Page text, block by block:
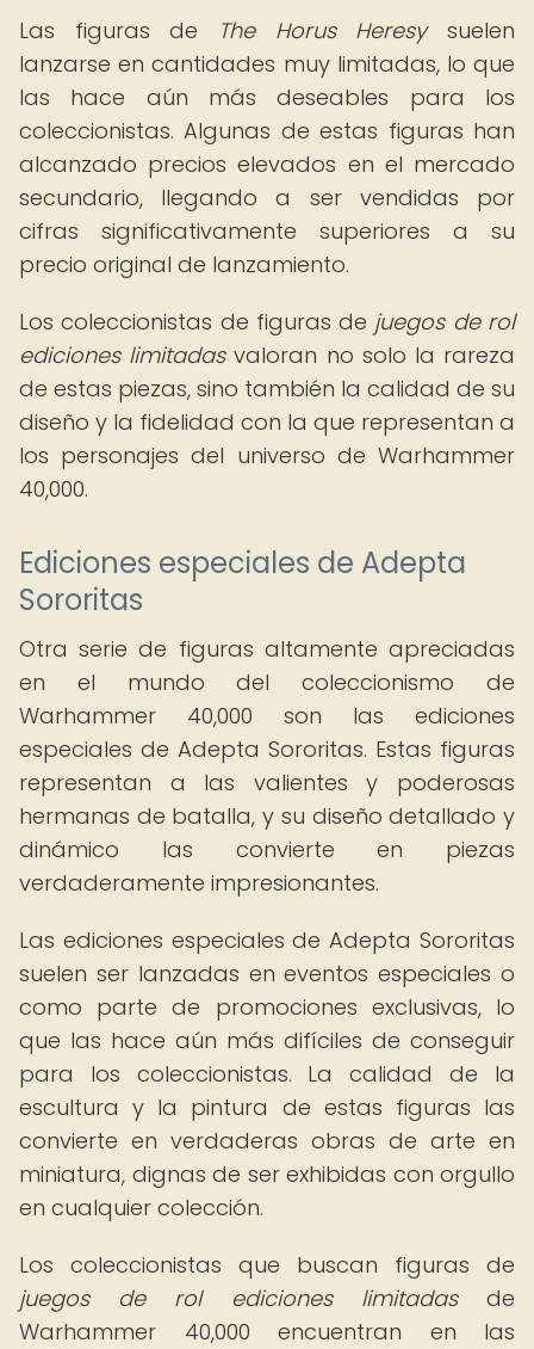
Las figuras de The Horus Heresysuelen
lanzarse en cantidades muy limitadas, lo que
las hace aún más deseables para los
coleccionistas. Algunas de estas figuras han
alcanzado precios elevados en el mercado
secundario, llegando a ser vendidas por
cifras significativamente superiores a su
precio original de lanzamiento.
Los coleccionistas de figuras de juegos de rol
ediciones limitadasvaloran no solo la rareza
de estas piezas, sino también la calidad de su
diseño y la fidelidad con la que representan a
los personajes del universo de Warhammer
40,000.
Ediciones especiales de Adepta
Sororitas
Otra serie de figuras altamente apreciadas
en el mundo del coleccionismo de
Warhammer 40,000 son las ediciones
especiales de Adepta Sororitas. Estas figuras
representan a las valientes y poderosas
hermanas de batalla, y su diseño detallado y
dinámico las convierte en piezas
verdaderamente impresionantes.
Las ediciones especiales de Adepta Sororitas
suelen ser lanzadas en eventos especiales o
como parte de promociones exclusivas, lo
que las hace aún más difíciles de conseguir
para los coleccionistas. La calidad de la
escultura y la pintura de estas figuras las
convierte en verdaderas obras de arte en
miniatura, dignas de ser exhibidas con orgullo
en cualquier colección.
Los coleccionistas que buscan figuras de
juegos de rol ediciones limitadasde
Warhammer 40,000 encuentran en las